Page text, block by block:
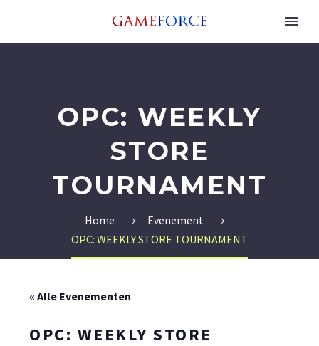
OPC: WEEKLY
STORE
TOURNAMENT
Home
Evenement
OPC: WEEKLY STORE TOURNAMENT
« Alle Evenementen
OPC: WEEKLY STORE